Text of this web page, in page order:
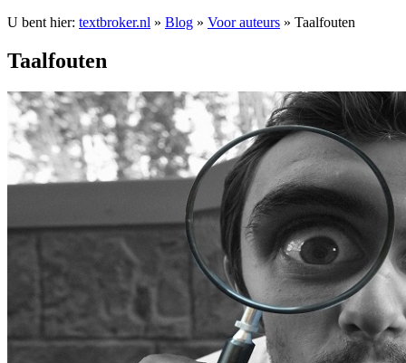
U bent hier: textbroker.nl » Blog » Voor auteurs » Taalfouten
Taalfouten